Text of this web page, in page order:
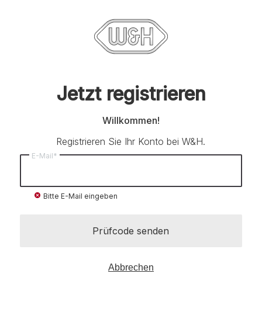
Jetzt registrieren
Willkommen!
Registrieren Sie Ihr Konto bei W&H.
E-Mail*
cancel Bitte E-Mail eingeben
Prüfcode senden
Abbrechen